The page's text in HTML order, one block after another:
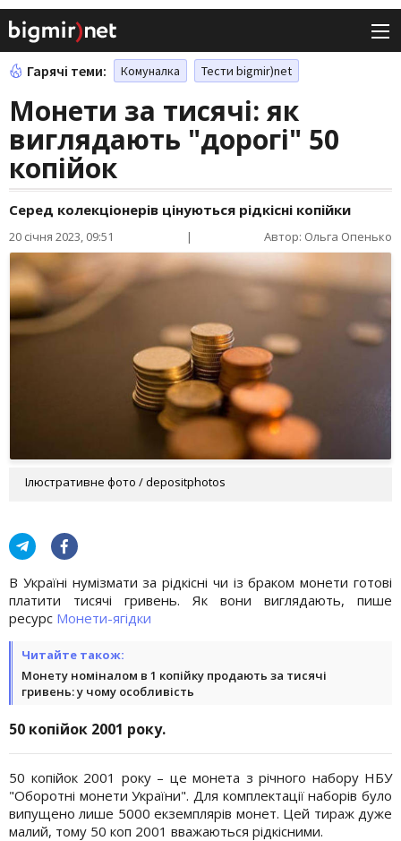
Гарячі теми: Комуналка Тести bigmir)net
Монети за тисячі: як
виглядають "дорогі" 50
копійок
Серед колекціонерів цінуються рідкісні копійки
20 січня 2023, 09:51 | Автор: Ольга Опенько
Ілюстративне фото / depositphotos
В Україні нумізмати за рідкісні чи із браком монети готові
платити тисячі гривень. Як вони виглядають, пише
ресурс Монети-ягідки
Читайте також:
Монету номіналом в 1 копійку продають за тисячі
гривень: у чому особливість
50 копійок 2001 року.
50 копійок 2001 року – це монета з річного набору НБУ
"Оборотні монети України". Для комплектації наборів було
випущено лише 5000 екземплярів монет. Цей тираж дуже
малий, тому 50 коп 2001 вважаються рідкісними.